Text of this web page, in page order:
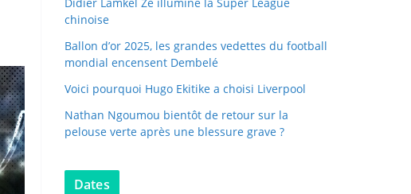
chinoise
Ballon d’or 2025, les grandes vedettes du football
mondial encensent Dembelé
Voici pourquoi Hugo Ekitike a choisi Liverpool
Nathan Ngoumou bientôt de retour sur la
pelouse verte après une blessure grave ?
Dates